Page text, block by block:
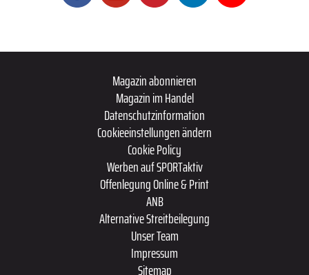
Magazin abonnieren
Magazin im Handel
Datenschutzinformation
Cookieeinstellungen ändern
Cookie Policy
Werben auf SPORTaktiv
Offenlegung Online & Print
ANB
Alternative Streitbeilegung
Unser Team
Impressum
Sitemap